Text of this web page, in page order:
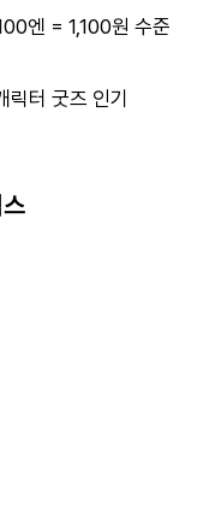
엔 = 1,100원 수준
릭터 굿즈 인기